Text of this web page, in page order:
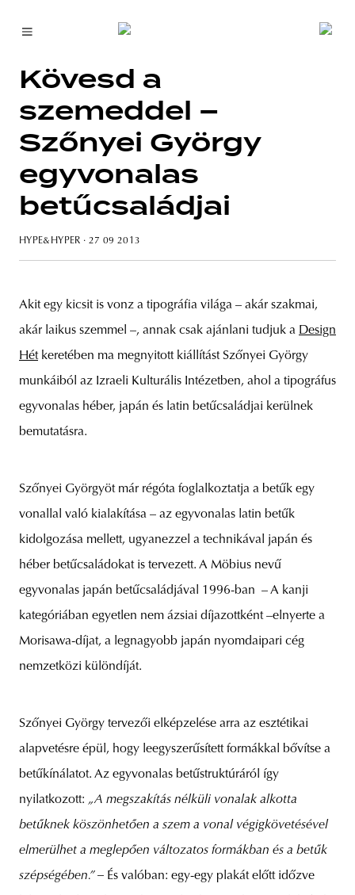
budapest
Kövesd a
szemeddel –
Szőnyei György
egyvonalas
betűcsaládjai
HYPE&HYPER · 27 09 2013
Akit egy kicsit is vonz a tipográfia világa – akár szakmai,
akár laikus szemmel –, annak csak ajánlani tudjuk a Design
Hétkeretében ma megnyitott kiállítást Szőnyei György
munkáiból az Izraeli Kulturális Intézetben, ahol a tipográfus
egyvonalas héber, japán és latin betűcsaládjai kerülnek
bemutatásra.
Szőnyei Györgyöt már régóta foglalkoztatja a betűk egy
vonallal való kialakítása – az egyvonalas latin betűk
kidolgozása mellett, ugyanezzel a technikával japán és
héber betűcsaládokat is tervezett. A Möbius nevű
egyvonalas japán betűcsaládjával 1996-ban – A kanji
kategóriában egyetlen nem ázsiai díjazottként –elnyerte a
Morisawa-díjat, a legnagyobb japán nyomdaipari cég
nemzetközi különdíját.
Szőnyei György tervezői elképzelése arra az esztétikai
alapvetésre épül, hogy leegyszerűsített formákkal bővítse a
betűkínálatot. Az egyvonalas betűstruktúráról így
nyilatkozott: „A megszakítás nélküli vonalak alkotta
betűknek köszönhetően a szem a vonal végigkövetésével
elmerülhet a meglepően változatos formákban és a betűk
szépségében.” – És valóban: egy-egy plakát előtt időzve